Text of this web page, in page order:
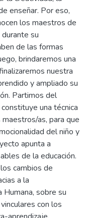
enseñar. Por eso,
los maestros de
su
de las formas
brindaremos una
nuestra
y ampliado su
Partimos del
una técnica
as, para que
del niño y
apunta a
de la educación.
cambios de
a la
sobre su
con los